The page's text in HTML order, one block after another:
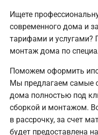
Ищете
современного дома и
тарифами и услугами?
монтаж дома по
Поможем оформить
Мы предлагаем самые
дома полностью под
сборкой и монтажом.
в рассрочку, за счет
будет предоставлена